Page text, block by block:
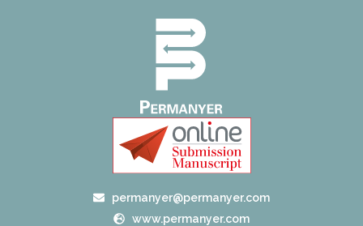
permanyer@permanyer.com
www.permanyer.com